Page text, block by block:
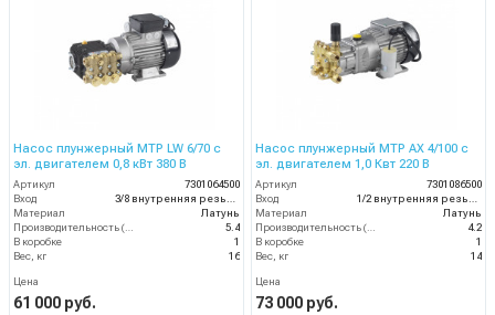
Насос плунжерный MTP LW 6/70 с
эл. двигателем 0,8 кВт 380 В
Артикул
7301064500
Вход
Материал
Латунь
5.4
В коробке
1
Вес, кг
16
Цена
61 000 руб.
Насос плунжерный MTP AX 4/100 с
эл. двигателем 1,0 Квт 220 В
Артикул
7301086500
Вход
Материал
Латунь
4.2
В коробке
1
Вес, кг
14
Цена
73 000 руб.